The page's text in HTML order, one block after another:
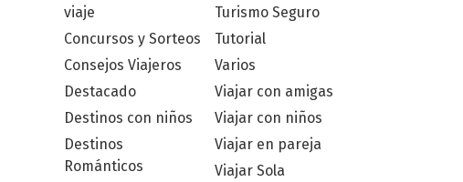
viaje
Concursos y Sorteos
Consejos Viajeros
Destacado
Destinos con niños
Destinos
Románticos
Turismo Seguro
Tutorial
Varios
Viajar con amigas
Viajar con niños
Viajar en pareja
Viajar Sola